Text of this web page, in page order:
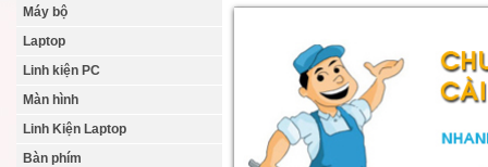
Máy bộ
Laptop
Linh kiện PC
Màn hình
Linh Kiện Laptop
Bàn phím